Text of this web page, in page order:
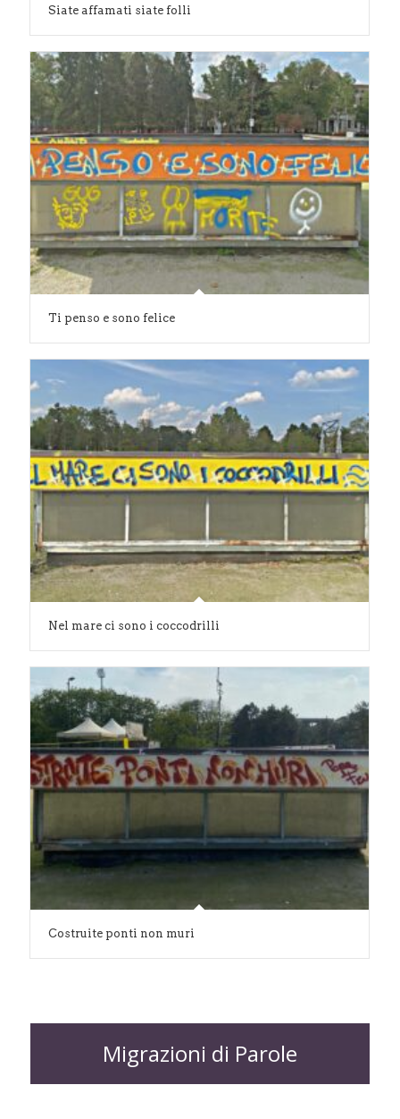
Siate affamati siate folli
Ti penso e sono felice
Nel mare ci sono i coccodrilli
Costruite ponti non muri
Migrazioni di Parole